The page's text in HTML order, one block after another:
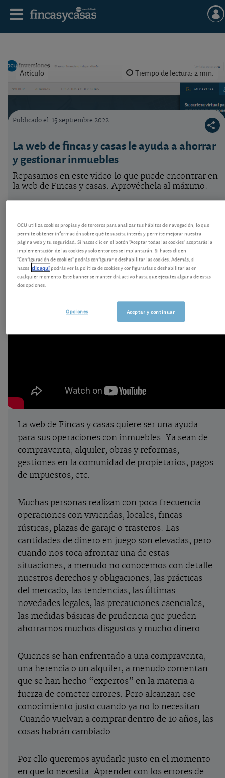
Artículo Tiempo de lectura: 2 min.
Publicado el 15 septiembre 2022
La web de fincas y casas le ayuda a ahorrar
y gestionar inmuebles
Repasamos en este video lo que puede encontrar en
la web de Fincas y casas. Aprovéchela al máximo.
La web de Fincas y casas quiere ser una ayuda
para sus operaciones con inmuebles. Ya sean de
compraventa, alquiler, obras y reformas,
gestiones en la comunidad de propietarios, pagos
de impuestos, etc.
Muchas personas realizan con poca frecuencia
operaciones con viviendas, locales, fincas
rústicas, plazas de garaje o trasteros. Las
cantidades de dinero en juego son elevadas, pero
cuando nos toca afrontar una de estas
situaciones, a menudo no conocemos con detalle
nuestros derechos y obligaciones, las prácticas
del mercado, las tendencias, las últimas
novedades legales, las precauciones esenciales,
las medidas básicas de prudencia que pueden
ahorrarnos muchos disgustos y mucho dinero.
Quienes se han enfrentado a una compraventa,
una herencia o un alquiler, a menudo comentan
que se han hecho “expertos” en la materia a
fuerza de cometer errores. Pero alcanzan ese
conocimiento justo cuando ya no lo necesitan.
Cuando vuelvan a comprar dentro de 10 años, las
cosas habrán cambiado.
Por ello queremos ayudarle justo en el momento
en que lo necesita. Aprender con los errores de
OCU utiliza cookies propias y de terceros para analizar tus hábitos de navegación, lo que
permite obtener información sobre qué te suscita interés y permite mejorar nuestra
página web y tu seguridad. Si haces clic en el botón "Aceptar todas las cookies" aceptarás la
implementación de las cookies y solo entonces se implantarán. Si haces clic en
"Configuración de cookies" podrás configurar o deshabilitar las cookies. Además, si
haces clic aquípodrás ver la política de cookies y configurarlas o deshabilitarlas en
cualquier momento. Este banner se mantendrá activo hasta que ejecutes alguna de estas
dos opciones.
Aceptar y continuar
Opciones